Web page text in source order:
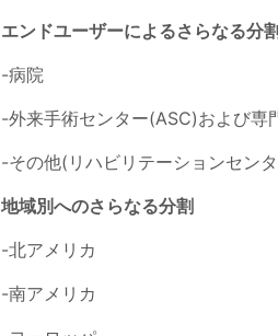
エンドユーザーによるさらなる分割
-病院
-外来手術センター(ASC)および専
-その他(リハビリテーションセン
地域別へのさらなる分割
-北アメリカ
-南アメリカ